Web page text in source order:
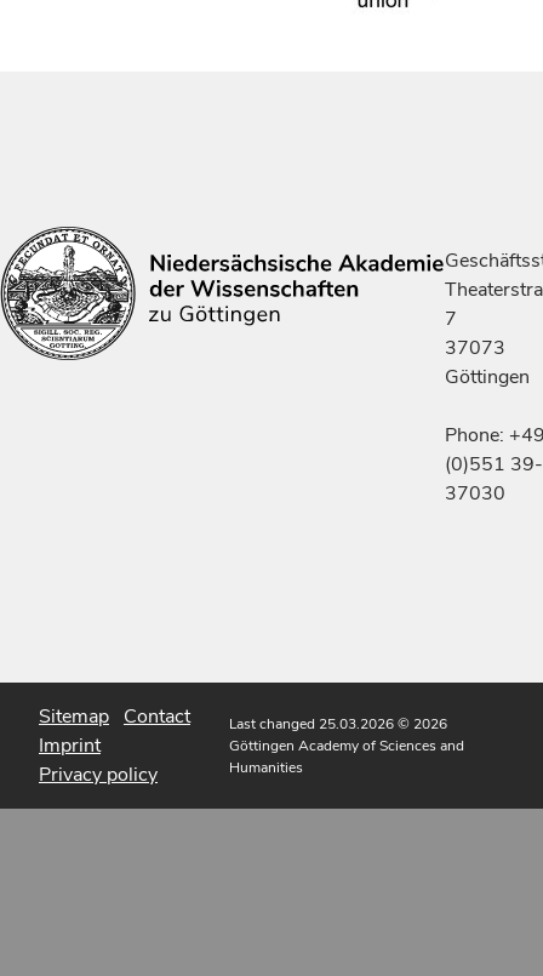
7
37073
Göttingen
Phone:
(0)551 39-
37030
Sitemap Contact
Imprint
Privacy policy
Last changed 25.03.2026© 2026
Göttingen Academy of Sciences and
Humanities